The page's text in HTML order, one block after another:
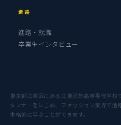
進路
進路・就職
卒業生インタビュー
東京都江東区にある江東服飾高等専修学
タンナーをはじめ、ファッション業界で活
本格的に学ぶことができます。